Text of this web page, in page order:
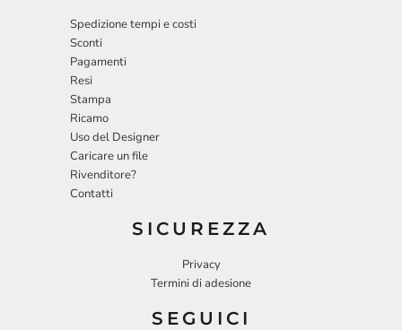
Spedizione tempi e costi
Sconti
Pagamenti
Resi
Stampa
Ricamo
Uso del Designer
Caricare un file
Rivenditore?
Contatti
SICUREZZA
Privacy
Termini di adesione
SEGUICI